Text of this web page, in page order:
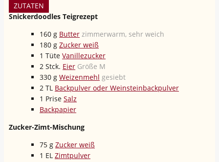
ZUTATEN
Snickerdoodles Teigrezept
160 g Butter zimmerwarm, sehr weich
180 g Zucker weiß
1 Tüte Vanillezucker
2 Stck. Eier Größe M
330 g Weizenmehl gesiebt
2 TL Backpulver oder Weinsteinbackpulver
1 Prise Salz
Backpapier
Zucker-Zimt-Mischung
75 g Zucker weiß
1 EL Zimtpulver